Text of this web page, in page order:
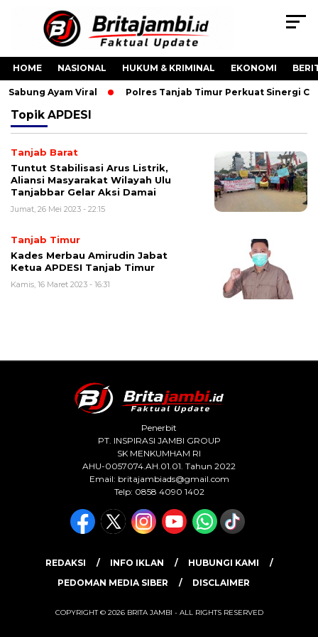
HOME NASIONAL HUKUM & KRIMINAL EKONOMI
Ayam Viral Polres Tanjab Timur Perkuat Sinergi
Topik APDESI
Tanjab Barat
Tuntut Stabilisasi Arus Listrik,
Aliansi Masyarakat Wilayah Ulu
Tanjabbar Gelar Aksi Damai
Jumat, 26 Mei 2023 - 22:15
Tanjab Timur
Kades Merbau Amirudin Jabat
Ketua APDESI Tanjab Timur
Kamis, 16 Maret 2023 - 16:31
Penerbit
PT. INSPIRASI JAMBI GROUP
SK MENKUMHAM RI
AHU-0057074.AH.01.01. Tahun 2022
Email: britajambiads@gmail.com
Telp: 0858 4090 1402
REDAKSI INFO IKLAN
HUBUNGI KAMI
PEDOMAN MEDIA SIBER
DISCLAIMER
COPYRIGHT © 2026 BRITA JAMBI - ALL RIGHTS RESERVED